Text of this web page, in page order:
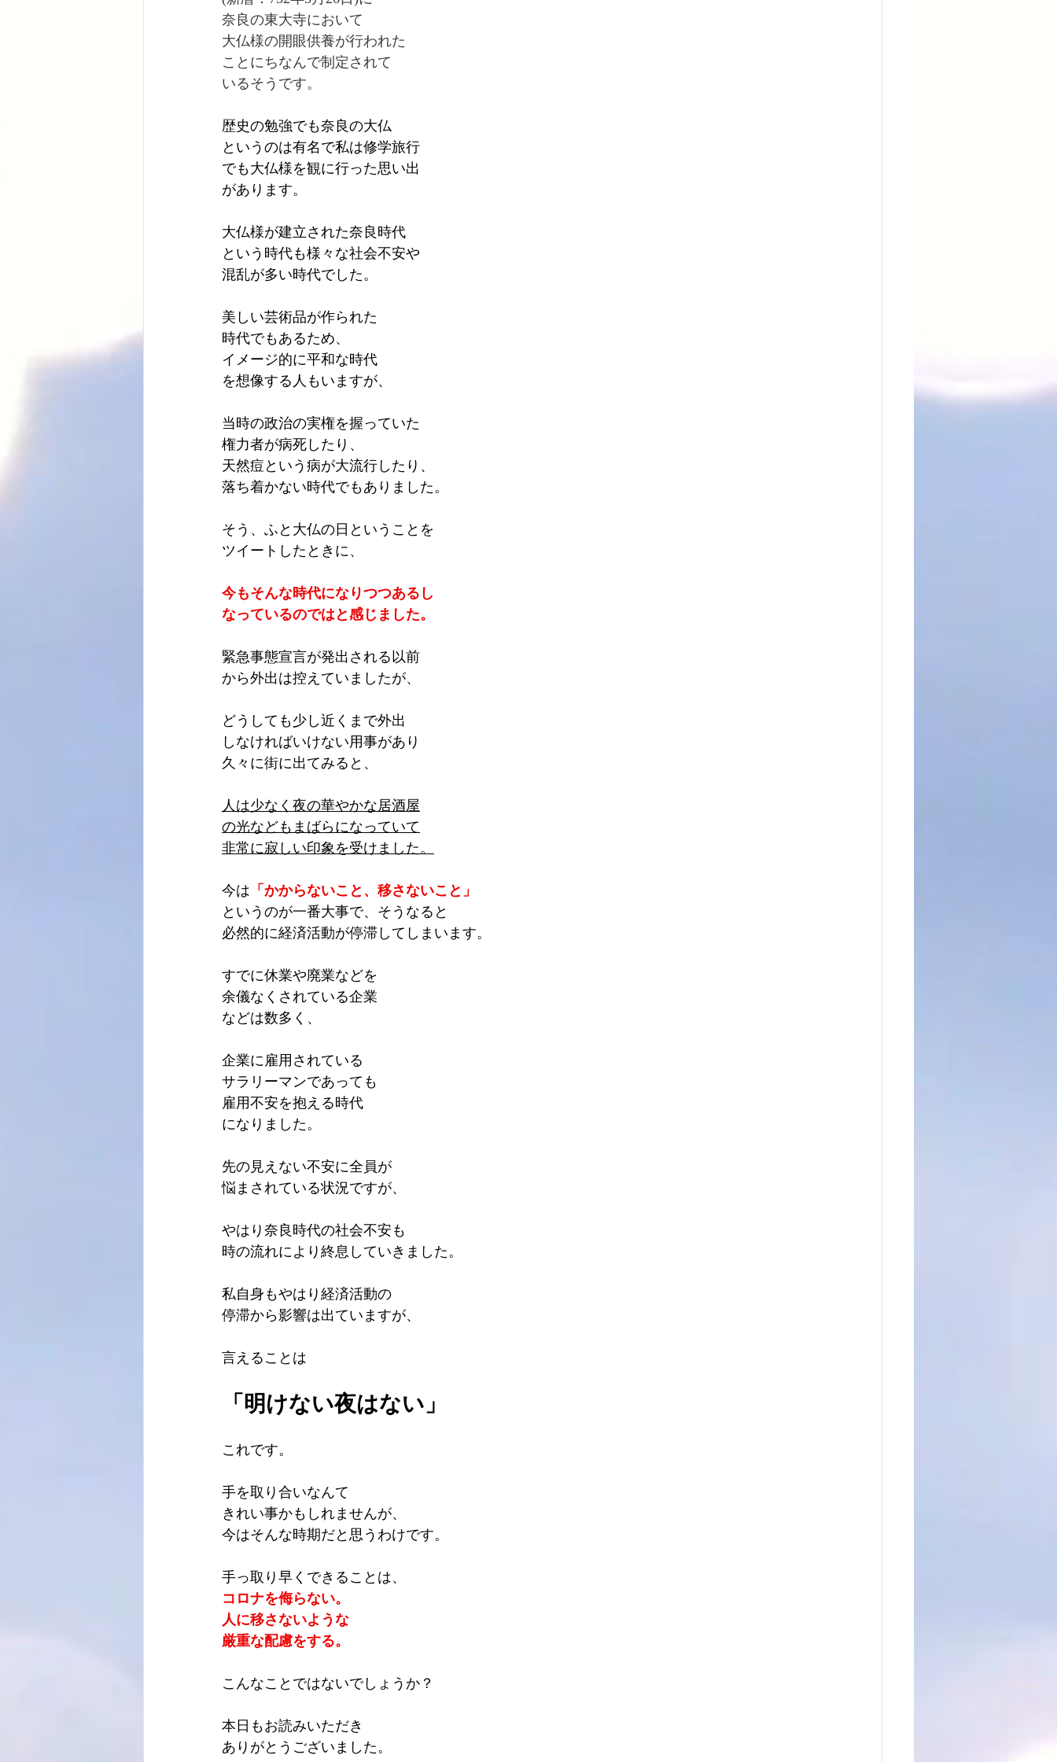
奈良の東大寺において
大仏様の開眼供養が行われた
ことにちなんで制定されて
いるそうです。
歴史の勉強でも奈良の大仏
というのは有名で私は修学旅行
でも大仏様を観に行った思い出
があります。
大仏様が建立された奈良時代
という時代も様々な社会不安や
混乱が多い時代でした。
美しい芸術品が作られた
時代でもあるため、
イメージ的に平和な時代
を想像する人もいますが、
当時の政治の実権を握っていた
権力者が病死したり、
天然痘という病が大流行したり、
落ち着かない時代でもありました。
そう、ふと大仏の日ということを
ツイートしたときに、
今もそんな時代になりつつあるし
なっているのではと感じました。
緊急事態宣言が発出される以前
から外出は控えていましたが、
どうしても少し近くまで外出
しなければいけない用事があり
久々に街に出てみると、
人は少なく夜の華やかな居酒屋
の光などもまばらになっていて
非常に寂しい印象を受けました。
今は 「かからないこと、移さないこと」
というのが一番大事で、そうなると
必然的に経済活動が停滞してしまいます。
すでに休業や廃業などを
余儀なくされている企業
などは数多く、
企業に雇用されている
サラリーマンであっても
雇用不安を抱える時代
になりました。
先の見えない不安に全員が
悩まされている状況ですが、
やはり奈良時代の社会不安も
時の流れにより終息していきました。
私自身もやはり経済活動の
停滞から影響は出ていますが、
言えることは
「明けない夜はない」
これです。
手を取り合いなんて
きれい事かもしれませんが、
今はそんな時期だと思うわけです。
手っ取り早くできることは、
コロナを侮らない。
人に移さないような
厳重な配慮をする。
こんなことではないでしょうか？
本日もお読みいただき
ありがとうございました。